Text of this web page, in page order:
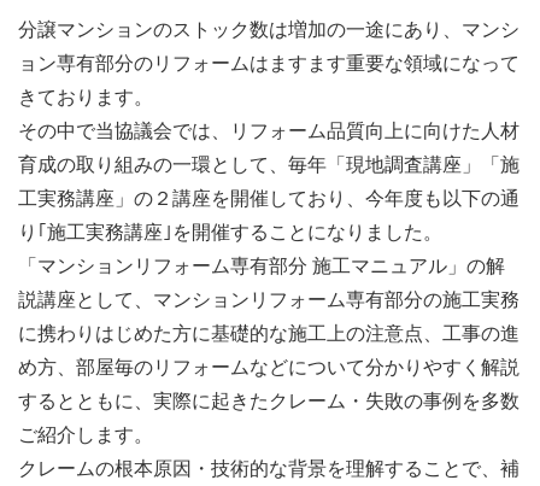
分譲マンションのストック数は増加の一途にあり、マンシ
ョン専有部分のリフォームはますます重要な領域になって
きております。
その中で当協議会では、リフォーム品質向上に向けた人材
育成の取り組みの一環として、毎年「現地調査講座」「施
工実務講座」の２講座を開催しており、今年度も以下の通
り｢施工実務講座｣を開催することになりました。
「マンションリフォーム専有部分 施工マニュアル」の解
説講座として、マンションリフォーム専有部分の施工実務
に携わりはじめた方に基礎的な施工上の注意点、工事の進
め方、部屋毎のリフォームなどについて分かりやすく解説
するとともに、実際に起きたクレーム・失敗の事例を多数
ご紹介します。
クレームの根本原因・技術的な背景を理解することで、補